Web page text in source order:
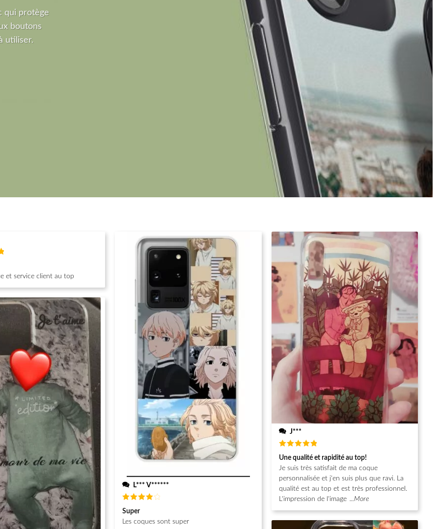
qui protège
boutons
utiliser.
et service client au top
L*** V******
Note
sur 5
Super
Les coques sont super
J***
Note
sur 5
Une qualité et rapidité au top!
Je suis très satisfait de ma coque
personnalisée et j'en suis plus que ravi. La
qualité est au top et est très professionnel.
L'impression de l'image ...More